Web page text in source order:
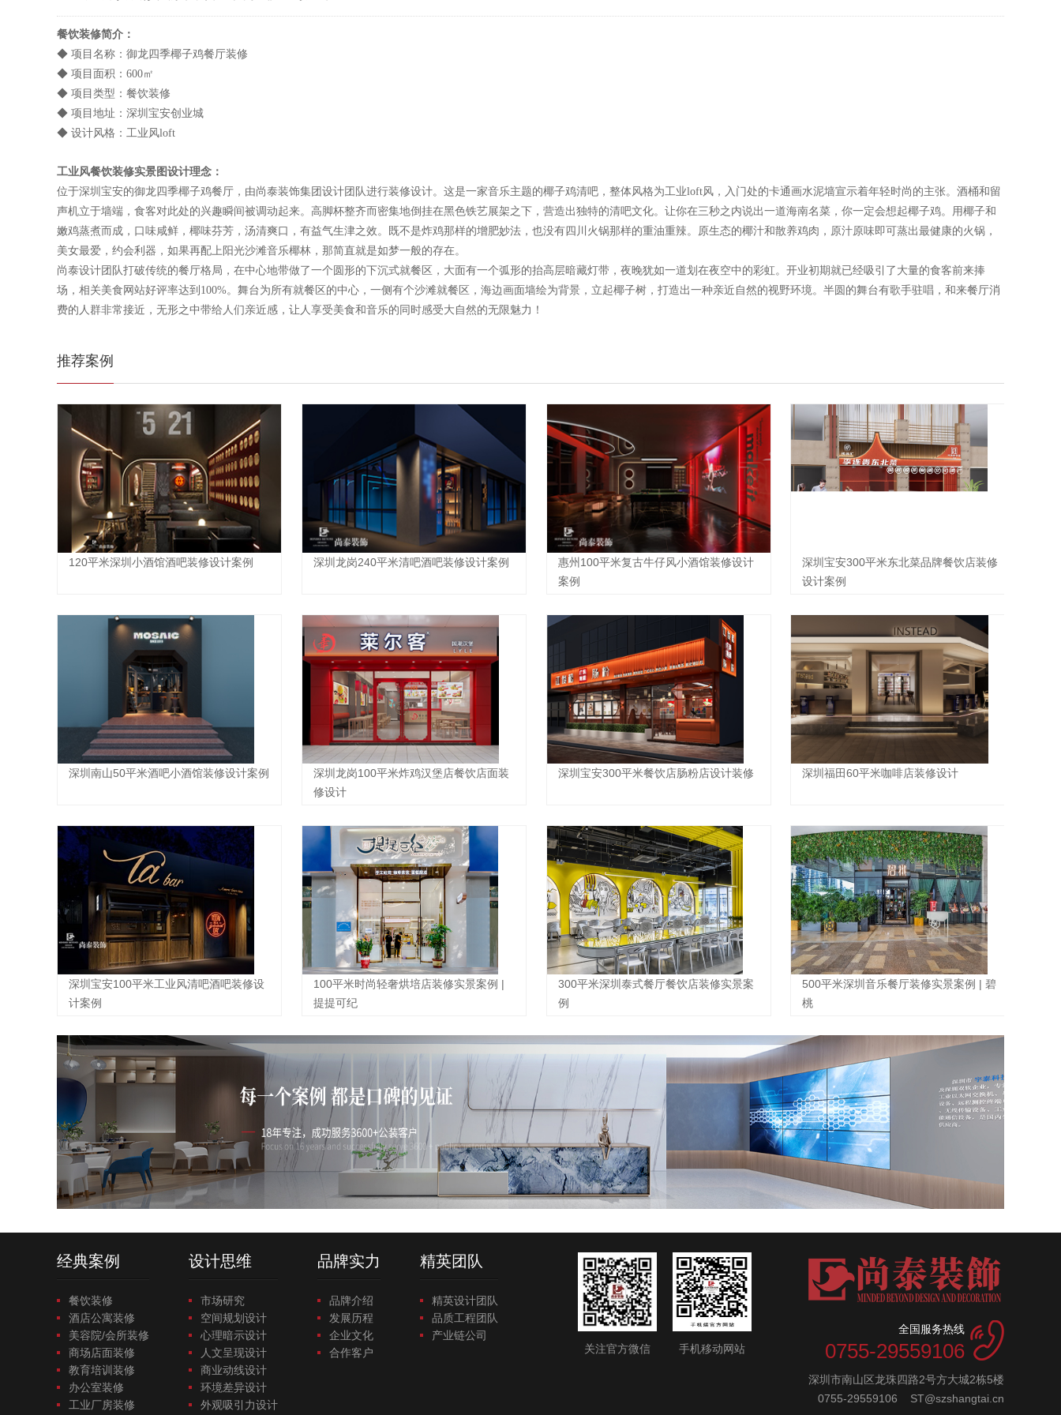
餐饮装修简介：
◆ 项目名称：御龙四季椰子鸡餐厅装修
◆ 项目面积：600㎡
◆ 项目类型：餐饮装修
◆ 项目地址：深圳宝安创业城
◆ 设计风格：工业风loft
工业风餐饮装修实景图设计理念：
位于深圳宝安的御龙四季椰子鸡餐厅，由尚泰装饰集团设计团队进行装修设计。这是一家音乐主题的椰子鸡清吧，整体风格为工业loft风，入门处的卡通画水泥墙宣示着年轻时尚的主张。酒桶和留
声机立于墙端，食客对此处的兴趣瞬间被调动起来。高脚杯整齐而密集地倒挂在黑色铁艺展架之下，营造出独特的清吧文化。让你在三秒之内说出一道海南名菜，你一定会想起椰子鸡。用椰子和
嫩鸡蒸煮而成，口味咸鲜，椰味芬芳，汤清爽口，有益气生津之效。既不是炸鸡那样的增肥妙法，也没有四川火锅那样的重油重辣。原生态的椰汁和散养鸡肉，原汁原味即可蒸出最健康的火锅，
美女最爱，约会利器，如果再配上阳光沙滩音乐椰林，那简直就是如梦一般的存在。
尚泰设计团队打破传统的餐厅格局，在中心地带做了一个圆形的下沉式就餐区，大面有一个弧形的抬高层暗藏灯带，夜晚犹如一道划在夜空中的彩虹。开业初期就已经吸引了大量的食客前来捧
场，相关美食网站好评率达到100%。舞台为所有就餐区的中心，一侧有个沙滩就餐区，海边画面墙绘为背景，立起椰子树，打造出一种亲近自然的视野环境。半圆的舞台有歌手驻唱，和来餐厅消
费的人群非常接近，无形之中带给人们亲近感，让人享受美食和音乐的同时感受大自然的无限魅力！
推荐案例
120平米深圳小酒馆酒吧装修设计案例 深圳龙岗240平米清吧酒吧装修设计案例
惠州100平米复古牛仔风小酒馆装修设计
案例
深圳宝安300平米东北菜品牌餐饮店装修
设计案例
深圳南山50平米酒吧小酒馆装修设计案例
深圳龙岗100平米炸鸡汉堡店餐饮店面装
修设计
深圳宝安300平米餐饮店肠粉店设计装修 深圳福田60平米咖啡店装修设计
深圳宝安100平米工业风清吧酒吧装修设
计案例
100平米时尚轻奢烘培店装修实景案例 |
提提可纪
300平米深圳泰式餐厅餐饮店装修实景案
例
500平米深圳音乐餐厅装修实景案例 | 碧
桃
经典案例
餐饮装修
酒店公寓装修
美容院/会所装修
商场店面装修
教育培训装修
办公室装修
工业厂房装修
设计思维
市场研究
空间规划设计
心理暗示设计
人文呈现设计
商业动线设计
环境差异设计
外观吸引力设计
品牌实力
品牌介绍
发展历程
企业文化
合作客户
精英团队
精英设计团队
品质工程团队
产业链公司
关注官方微信
手机移动网站
全国服务热线
0755-29559106
深圳市南山区龙珠四路2号方大城2栋5楼
0755-29559106 ST@szshangtai.cn